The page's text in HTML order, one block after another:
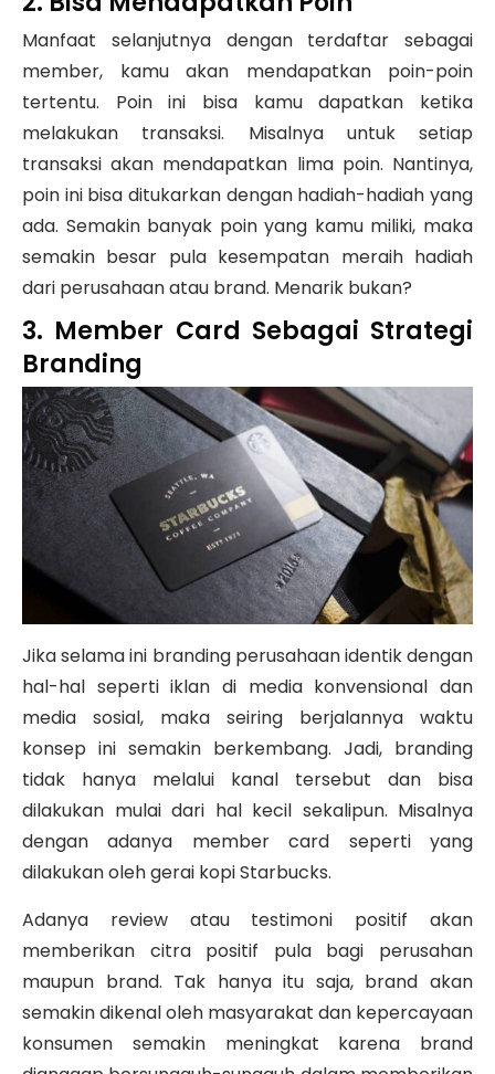
Manfaat selanjutnya dengan terdaftar sebagai
member, kamu akan mendapatkan poin-poin
tertentu. Poin ini bisa kamu dapatkan ketika
melakukan transaksi. Misalnya untuk setiap
transaksi akan mendapatkan lima poin. Nantinya,
poin ini bisa ditukarkan dengan hadiah-hadiah yang
ada. Semakin banyak poin yang kamu miliki, maka
semakin besar pula kesempatan meraih hadiah
dari perusahaan atau brand. Menarik bukan?
3. Member Card Sebagai Strategi
Branding
Jika selama ini branding perusahaan identik dengan
hal-hal seperti iklan di media konvensional dan
media sosial, maka seiring berjalannya waktu
konsep ini semakin berkembang. Jadi, branding
tidak hanya melalui kanal tersebut dan bisa
dilakukan mulai dari hal kecil sekalipun. Misalnya
dengan adanya member card seperti yang
dilakukan oleh gerai kopi Starbucks.
Adanya review atau testimoni positif akan
memberikan citra positif pula bagi perusahan
maupun brand. Tak hanya itu saja, brand akan
semakin dikenal oleh masyarakat dan kepercayaan
konsumen semakin meningkat karena brand